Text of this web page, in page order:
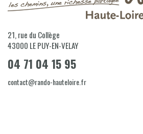
21, rue du Collège
43000 LE PUY-EN-VELAY
04 71 04 15 95
contact@rando-hauteloire.fr